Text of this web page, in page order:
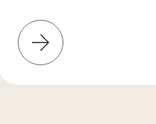
Mehr
erfahren